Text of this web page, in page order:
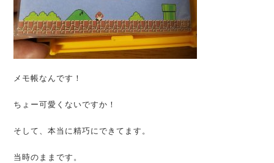
メモ帳なんです！
ちょー可愛くないですか！
そして、本当に精巧にできてます。
当時のままです。